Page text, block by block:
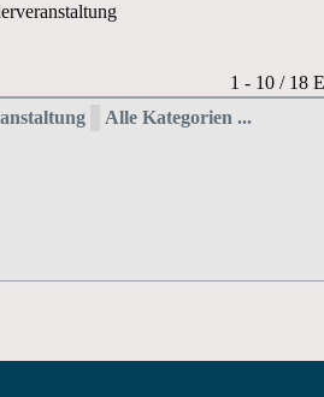
1 - 10 / 18
Alle Kategorien ...